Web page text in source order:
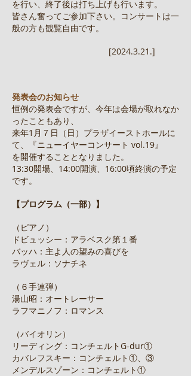
を行い、終了後は打ち上げも行います。
皆さん奮ってご参加下さい。コンサートは一
般の方も観覧自由です。
[2024.3.21.]
発表会のお知らせ
恒例の発表会ですが、今年は会場が取れなか
ったこともあり、
来年1月７日（日）プラザイーストホールに
て、『ニューイヤーコンサート vol.19』
を開催することとなりました。
13:30開場、14:00開演、16:00頃終演の予定
です。
【プログラム（一部）】
（ピアノ）
ドビュッシー：アラベスク第１番
バッハ：主よ人の望みの喜びを
ラヴェル：ソナチネ
（６手連弾）
湯山昭：オートレーサー
ラフマニノフ：ロマンス
（バイオリン）
リーディング：コンチェルトG-dur①
カバレフスキー：コンチェルト①、③
メンデルスゾーン：コンチェルト①